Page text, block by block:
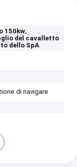
150kw,
del cavalletto
dello SpA
di navigare